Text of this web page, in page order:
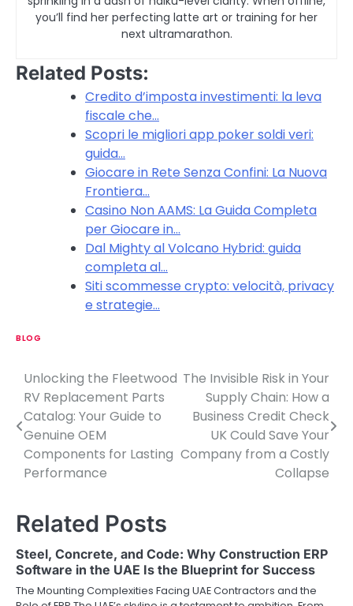
you’ll find her perfecting latte art or training for her
next ultramarathon.
Related Posts:
Credito d’imposta investimenti: la leva
fiscale che…
Scopri le migliori app poker soldi veri:
guida…
Giocare in Rete Senza Confini: La Nuova
Frontiera…
Casino Non AAMS: La Guida Completa
per Giocare in…
Dal Mighty al Volcano Hybrid: guida
completa al…
Siti scommesse crypto: velocità, privacy
e strategie…
BLOG
P
o
s
a
v
i
Unlocking the Fleetwood
RV Replacement Parts
Catalog: Your Guide to
Genuine OEM
Components for Lasting
Performance
The Invisible Risk in Your
Supply Chain: How a
Business Credit Check
UK Could Save Your
Company from a Costly
Collapse
Related Posts
Steel, Concrete, and Code: Why Construction ERP
Software in the UAE Is the Blueprint for Success
The Mounting Complexities Facing UAE Contractors and the